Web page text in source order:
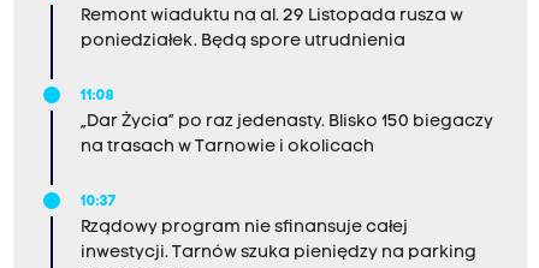
Remont wiaduktu na al. 29 Listopada rusza w
poniedziałek. Będą spore utrudnienia
11:08
„Dar Życia” po raz jedenasty. Blisko 150 biegaczy
na trasach w Tarnowie i okolicach
10:37
Rządowy program nie sfinansuje całej
inwestycji. Tarnów szuka pieniędzy na parking